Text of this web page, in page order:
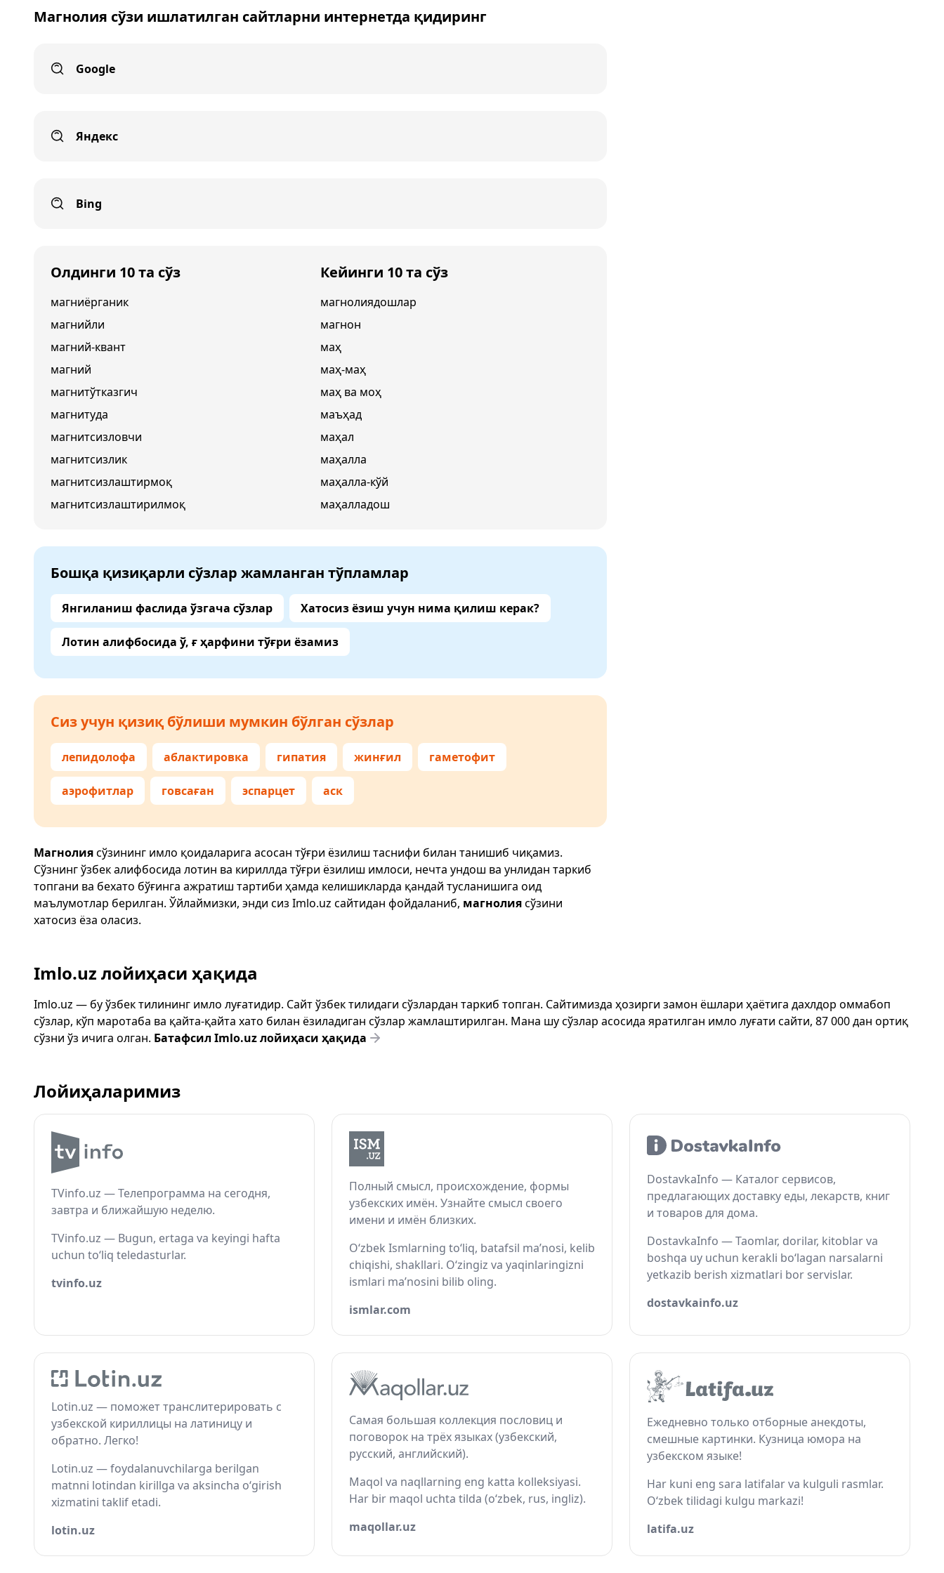
Магнолия сўзи ишлатилган сайтларни интернетда қидиринг
Google
Яндекс
Bing
Олдинги 10 та сўз
магниёрганик
магнийли
магний-квант
магний
магнитўтказгич
магнитуда
магнитсизловчи
магнитсизлик
магнитсизлаштирмоқ
магнитсизлаштирилмоқ
Кейинги 10 та сўз
магнолиядошлар
магнон
маҳ
маҳ-маҳ
маҳ ва моҳ
маъҳад
маҳал
маҳалла
маҳалла-кўй
маҳалладош
Бошқа қизиқарли сўзлар жамланган тўпламлар
Янгиланиш фаслида ўзгача сўзлар Хатосиз ёзиш учун нима қилиш керак?
Лотин алифбосида ў, ғ ҳарфини тўғри ёзамиз
Сиз учун қизиқ бўлиши мумкин бўлган сўзлар
лепидолофа аблактировка гипатия жинғил гаметофит
аэрофитлар говсаған эспарцет аск
Магнолиясўзининг имло қоидаларига асосан тўғри ёзилиш таснифи билан танишиб чиқамиз.
Сўзнинг ўзбек алифбосида лотин ва кириллда тўғри ёзилиш имлоси, нечта ундош ва унлидан таркиб
топгани ва бехато бўғинга ажратиш тартиби ҳамда келишикларда қандай тусланишига оид
маълумотлар берилган. Ўйлаймизки, энди сиз Imlo.uz сайтидан фойдаланиб, магнолиясўзини
хатосиз ёза оласиз.
Imlo.uz лойиҳаси ҳақида
Imlo.uz — бу ўзбек тилининг имло луғатидир. Сайт ўзбек тилидаги сўзлардан таркиб топган. Сайтимизда ҳозирги замон ёшлари ҳаётига дахлдор оммабоп
сўзлар, кўп маротаба ва қайта-қайта хато билан ёзиладиган сўзлар жамлаштирилган. Мана шу сўзлар асосида яратилган имло луғати сайти, 87 000 дан ортиқ
сўзни ўз ичига олган. Батафсил Imlo.uz лойиҳаси ҳақида
Лойиҳаларимиз
TVinfo.uz — Телепрограмма на сегодня,
завтра и ближайшую неделю.
TVinfo.uz — Bugun, ertaga va keyingi hafta
uchun to‘liq teledasturlar.
tvinfo.uz
Полный смысл, происхождение, формы
узбекских имён. Узнайте смысл своего
имени и имён близких.
O‘zbek Ismlarning to‘liq, batafsil ma’nosi, kelib
chiqishi, shakllari. O‘zingiz va yaqinlaringizni
ismlari ma’nosini bilib oling.
ismlar.com
DostavkaInfo — Каталог сервисов,
предлагающих доставку еды, лекарств, книг
и товаров для дома.
DostavkaInfo — Taomlar, dorilar, kitoblar va
boshqa uy uchun kerakli bo‘lagan narsalarni
yetkazib berish xizmatlari bor servislar.
dostavkainfo.uz
Lotin.uz — поможет транслитерировать с
узбекской кириллицы на латиницу и
обратно. Легко!
Lotin.uz — foydalanuvchilarga berilgan
matnni lotindan kirillga va aksincha o‘girish
xizmatini taklif etadi.
lotin.uz
Самая большая коллекция пословиц и
поговорок на трёх языках (узбекский,
русский, английский).
Maqol va naqllarning eng katta kolleksiyasi.
Har bir maqol uchta tilda (o‘zbek, rus, ingliz).
maqollar.uz
Ежедневно только отборные анекдоты,
смешные картинки. Кузница юмора на
узбекском языке!
Har kuni eng sara latifalar va kulguli rasmlar.
O‘zbek tilidagi kulgu markazi!
latifa.uz